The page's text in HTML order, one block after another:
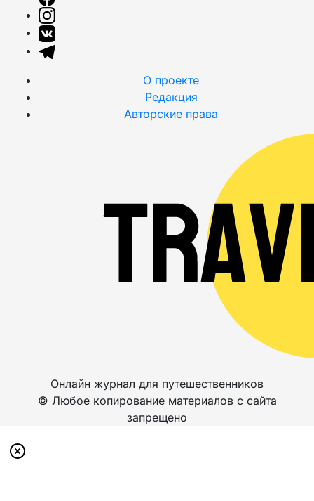
О проекте
Редакция
Авторские права
Онлайн журнал для путешественников
© Любое копирование материалов с сайта
запрещено